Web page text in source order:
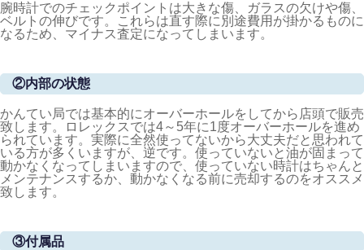
腕時計でのチェックポイントは大きな傷、ガラスの欠けや傷、
ベルトの伸びです。これらは直す際に別途費用が掛かるものに
なるため、マイナス査定になってしまいます。
②内部の状態
かんてい局では基本的にオーバーホールをしてから店頭で販売
致します。ロレックスでは4～5年に1度オーバーホールを進め
られています。実際に全然使ってないから大丈夫だと思われて
いる方が多くいますが、逆です。使っていないと油が固まって
動かなくなってしまいますので、使っていない時計はちゃんと
メンテナンスするか、動かなくなる前に売却するのをオススメ
致します。
③付属品